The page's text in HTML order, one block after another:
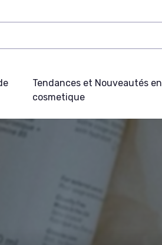
Tendances et Nouveautés en
cosmetique